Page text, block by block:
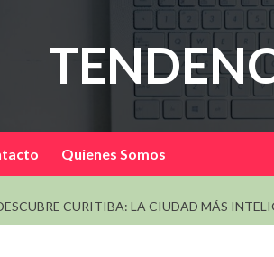
Quienes Somos
CURITIBA: LA CIUDAD MÁS